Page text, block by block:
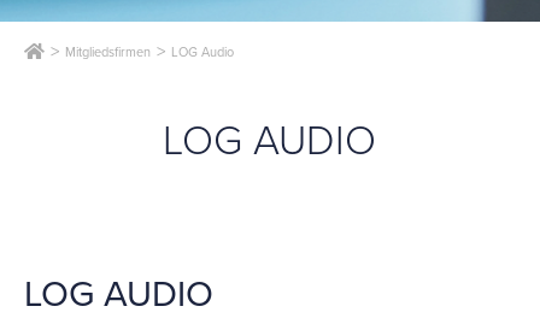
Mitgliedsfirmen LOG Audio
LOG AUDIO
LOG AUDIO